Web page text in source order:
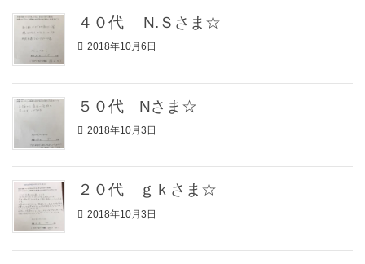
４０代 N.Ｓさま☆
2018年10月6日
５０代 Nさま☆
2018年10月3日
２０代 ｇｋさま☆
2018年10月3日